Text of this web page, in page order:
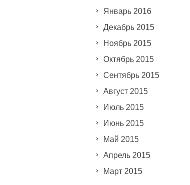
Январь 2016
Декабрь 2015
Ноябрь 2015
Октябрь 2015
Сентябрь 2015
Август 2015
Июль 2015
Июнь 2015
Май 2015
Апрель 2015
Март 2015